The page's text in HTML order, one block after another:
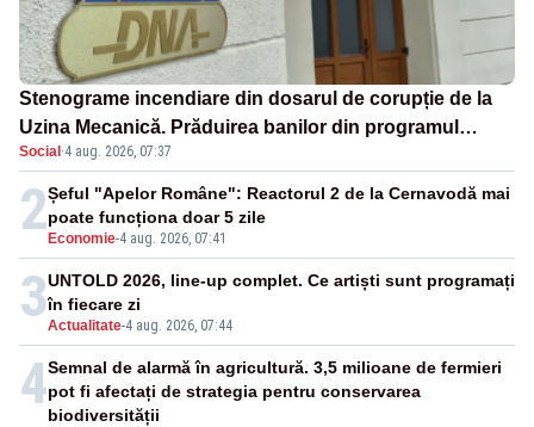
Stenograme incendiare din dosarul de corupție de la
Uzina Mecanică. Prăduirea banilor din programul
SAFE, interceptată de DNA
Social ·4 aug. 2026, 07:37
2 Economie-4 aug. 2026, 07:41
Șeful "Apelor Române": Reactorul 2 de la Cernavodă mai
poate funcționa doar 5 zile
3Actualitate-4 aug. 2026, 07:44
UNTOLD 2026, line-up complet. Ce artiști sunt programați
în fiecare zi
4Semnal de alarmă în agricultură. 3,5 milioane de fermieri
pot fi afectați de strategia pentru conservarea
biodiversității